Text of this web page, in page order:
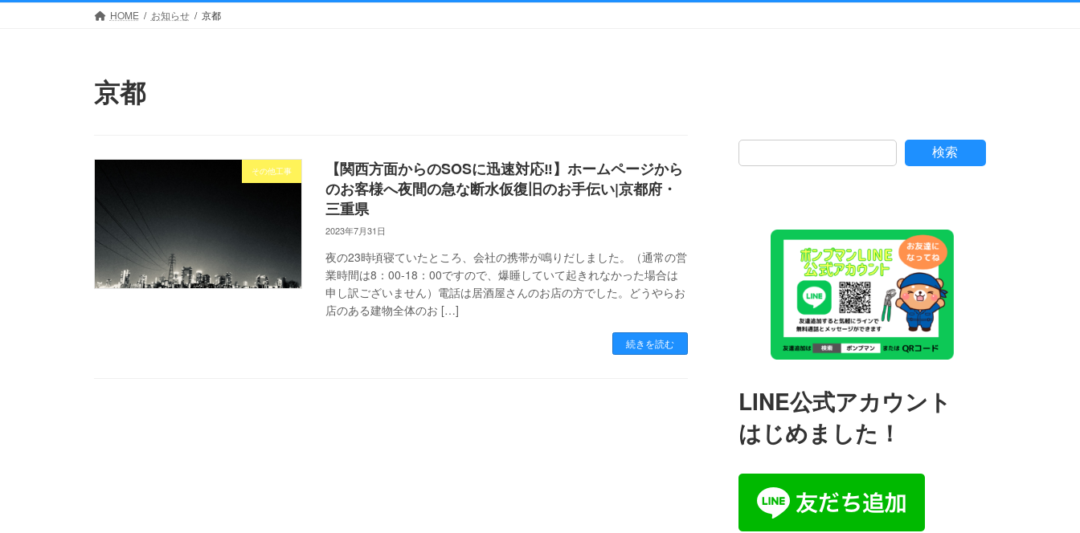
HOME お知らせ 京都
京都
その他工事
【関西方面からのSOSに迅速対応‼】ホームページから
のお客様へ夜間の急な断水仮復旧のお手伝い|京都府・
三重県
2023年7月31日
夜の23時頃寝ていたところ、会社の携帯が鳴りだしました。（通常の営
業時間は8：00-18：00ですので、爆睡していて起きれなかった場合は
申し訳ございません）電話は居酒屋さんのお店の方でした。どうやらお
店のある建物全体のお […]
続きを読む
検索
LINE公式アカウント
はじめました！